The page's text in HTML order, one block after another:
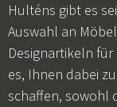
Hulténs gibt es
Auswahl an
Designartikeln
es, Ihnen dabei
schaffen, sowohl